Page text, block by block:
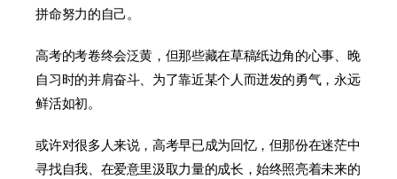
拼命努力的自己。
高考的考卷终会泛黄，但那些藏在草稿纸边角的心事、晚
自习时的并肩奋斗、为了靠近某个人而迸发的勇气，永远
鲜活如初。
或许对很多人来说，高考早已成为回忆，但那份在迷茫中
寻找自我、在爱意里汲取力量的成长，始终照亮着未来的